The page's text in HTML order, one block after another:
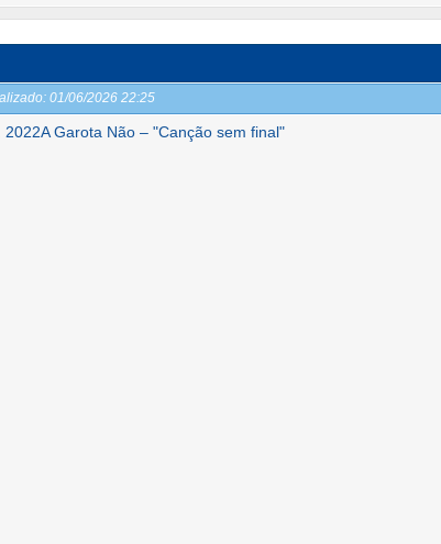
01/06/2026 22:25
Garota Não – "Canção sem final"